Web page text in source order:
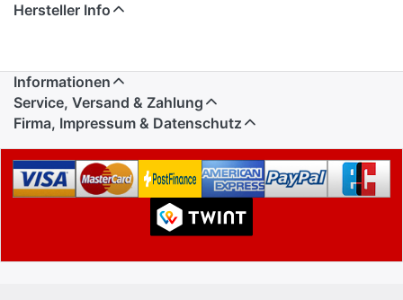
Hersteller Info
Informationen
Service, Versand & Zahlung
Firma, Impressum & Datenschutz